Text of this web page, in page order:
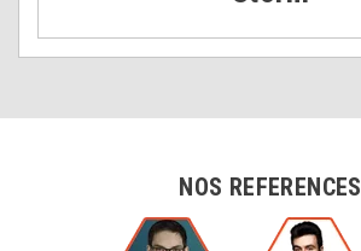
NOS REFERENCES